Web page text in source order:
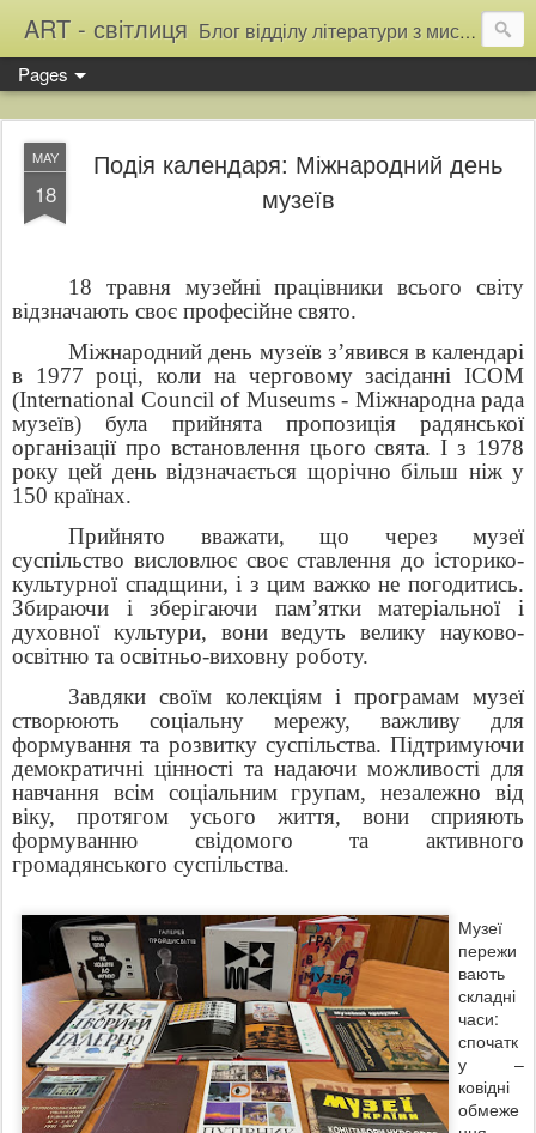
ART - світлиця Блог відділу літератури з мистецтва Тернопільської обласної універсальної наукової бібліотеки
Pages
MAY
18
Подія календаря: Міжнародний день
музеїв
18 травня музейні працівники всього світу
відзначають своє професійне свято.
Міжнародний день музеїв з’явився в календарі
в 1977 році, коли на черговому засіданні ICOM
(International Council of Museums - Міжнародна рада
музеїв) була прийнята пропозиція радянської
організації про встановлення цього свята. І з 1978
року цей день відзначається щорічно більш ніж у
150 країнах.
Прийнято вважати, що через музеї
суспільство висловлює своє ставлення до історико-
культурної спадщини, і з цим важко не погодитись.
Збираючи і зберігаючи пам’ятки матеріальної і
духовної культури, вони ведуть велику науково-
освітню та освітньо-виховну роботу.
Завдяки своїм колекціям і програмам музеї
створюють соціальну мережу, важливу для
формування та розвитку суспільства. Підтримуючи
демократичні цінності та надаючи можливості для
навчання всім соціальним групам, незалежно від
віку, протягом усього життя, вони сприяють
формуванню свідомого та активного
громадянського суспільства.
Музеї
пережи
вають
складні
часи:
спочатк
у –
ковідні
обмеже